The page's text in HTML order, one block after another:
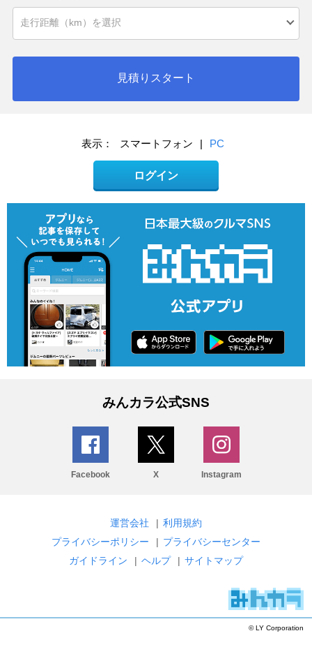
見積りスタート
表示： スマートフォン | PC
ログイン
みんカラ公式SNS
Facebook X Instagram
運営会社 | 利用規約
プライバシーポリシー
| プライバシーセンター
ガイドライン
| ヘルプ | サイトマップ
© LY Corporation